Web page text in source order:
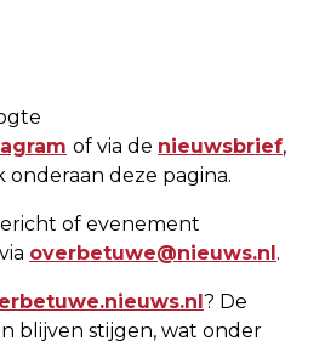
of via de nieuwsbrief,
onderaan deze pagina.
of evenement
overbetuwe@nieuws.nl .
? De
blijven stijgen, wat onder